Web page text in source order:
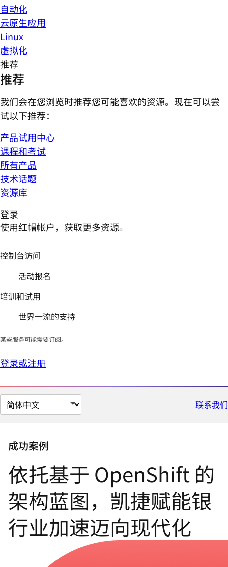
自动化
云原生应用
Linux
虚拟化
推荐
推荐
我们会在您浏览时推荐您可能喜欢的资源。现在可以尝
试以下推荐：
产品试用中心
课程和考试
所有产品
技术话题
资源库
登录
使用红帽帐户，获取更多资源。
控制台访问
活动报名
培训和试用
世界一流的支持
某些服务可能需要订阅。
登录或注册
切
换
联系我们
成功案例
依托基于 OpenShift 的
架构蓝图，凯捷赋能银
行业加速迈向现代化